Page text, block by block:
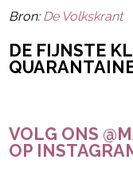
Bron: De Volkskrant
DE FIJNSTE
VOLG ONS
OP